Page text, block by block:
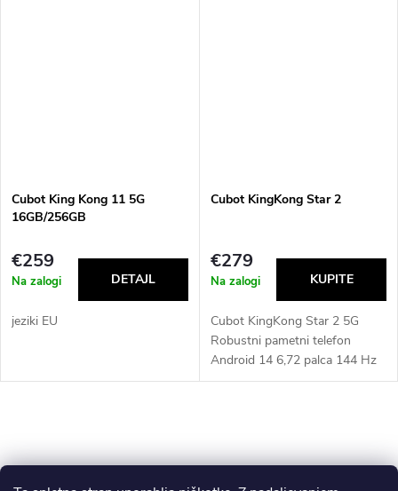
Cubot King Kong 11 5G
16GB/256GB
€259
Na zalogi
jeziki EU
Cubot KingKong Star 2
€279
Na zalogi
Cubot KingKong Star 2 5G
Robustni pametni telefon
Android 14 6,72 palca 144 Hz
24 GB + 256 GB 100 MP
i